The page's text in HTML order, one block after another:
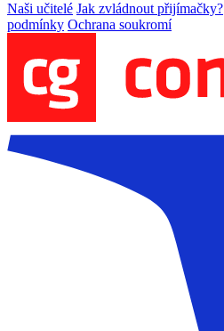
Naši učitelé Jak zvládnout přijímačky?
podmínky Ochrana soukromí